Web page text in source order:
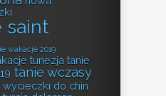
saint
wakacje 2019
tunezja tanie
tanie wczasy
wycieczki do chin